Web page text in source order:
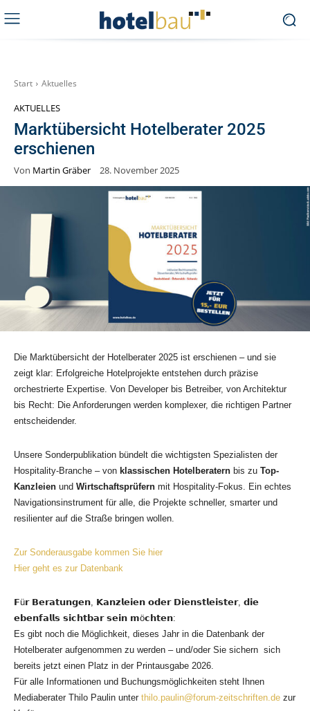
Start Aktuelles
AKTUELLES
Marktübersicht Hotelberater 2025
erschienen
Von Martin Gräber 28. November 2025
Die Marktübersicht der Hotelberater 2025 ist erschienen – und sie
zeigt klar: Erfolgreiche Hotelprojekte entstehen durch präzise
orchestrierte Expertise. Von Developer bis Betreiber, von Architektur
bis Recht: Die Anforderungen werden komplexer, die richtigen Partner
entscheidender.
Unsere Sonderpublikation bündelt die wichtigsten Spezialisten der
Hospitality-Branche – von klassischen Hotelberatern bis zu Top-
Kanzleien und Wirtschaftsprüfern mit Hospitality-Fokus. Ein echtes
Navigationsinstrument für alle, die Projekte schneller, smarter und
resilienter auf die Straße bringen wollen.
Zur Sonderausgabe kommen Sie hier
Hier geht es zur Datenbank
𝗙ü𝗿 𝗕𝗲𝗿𝗮𝘁𝘂𝗻𝗴𝗲𝗻, 𝗞𝗮𝗻𝘇𝗹𝗲𝗶𝗲𝗻 𝗼𝗱𝗲𝗿 𝗗𝗶𝗲𝗻𝘀𝘁𝗹𝗲𝗶𝘀𝘁𝗲𝗿, 𝗱𝗶𝗲
𝗲𝗯𝗲𝗻𝗳𝗮𝗹𝗹𝘀 𝘀𝗶𝗰𝗵𝘁𝗯𝗮𝗿 𝘀𝗲𝗶𝗻 𝗺ö𝗰𝗵𝘁𝗲𝗻:
Es gibt noch die Möglichkeit, dieses Jahr in die Datenbank der
Hotelberater aufgenommen zu werden – und/oder Sie sichern sich
bereits jetzt einen Platz in der Printausgabe 2026.
Für alle Informationen und Buchungsmöglichkeiten steht Ihnen
Mediaberater Thilo Paulin unter thilo.paulin@forum-zeitschriften.de zur